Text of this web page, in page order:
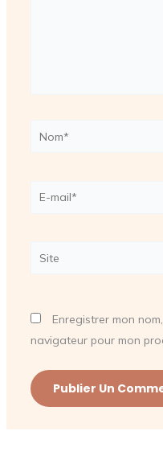
Nom*
E-
Site
Enregistrer mon
navigateur pour mon